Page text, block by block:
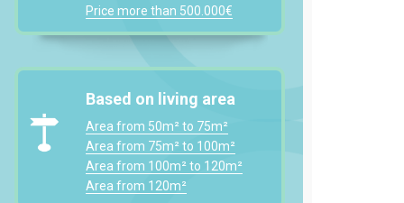
Price more than 500.000€
Based on living area
Area from 50m² to 75m²
Area from 75m² to 100m²
Area from 100m² to 120m²
Area from 120m²